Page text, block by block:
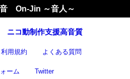
On-Jin ～音人～
ニコ動制作支援高音質
利用規約 よくある質問
ーム Twitter